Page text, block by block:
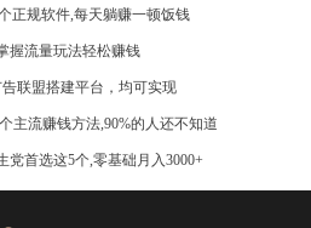
正规软件,每天躺赚一顿饭钱
握流量玩法轻松赚钱
联盟搭建平台，均可实现
主流赚钱方法,90%的人还不知道
党首选这5个,零基础月入3000+